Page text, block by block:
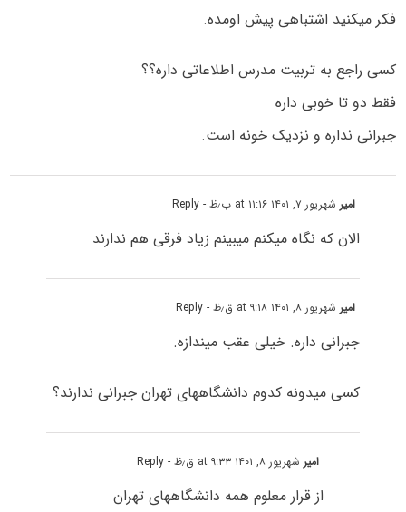
فکر میکنید اشتباهی پیش اومده.
کسی راجع به تربیت مدرس اطلاعاتی داره؟؟
فقط دو تا خوبی داره
جبرانی نداره و نزدیک خونه است.
امیرشهریور ۷, ۱۴۰۱ at ۱۱:۱۶ ب٫ظ - Reply
الان که نگاه میکنم میبینم زیاد فرقی هم ندارند
امیرشهریور ۸, ۱۴۰۱ at ۹:۱۸ ق٫ظ - Reply
جبرانی داره. خیلی عقب میندازه.
کسی میدونه کدوم دانشگاههای تهران جبرانی ندارند؟
امیرشهریور ۸, ۱۴۰۱ at ۹:۳۳ ق٫ظ - Reply
از قرار معلوم همه دانشگاههای تهران